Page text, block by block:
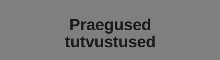
Praegused
tutvustused